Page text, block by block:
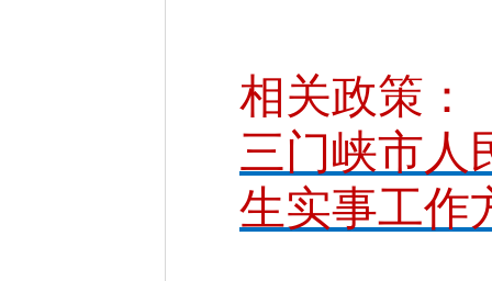
相关政策：
三门峡市人
生实事工作